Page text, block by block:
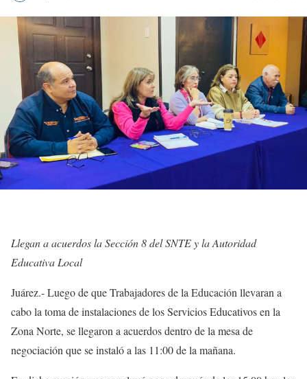
Llegan a acuerdos la Sección 8 del SNTE y la Autoridad
Educativa Local
Juárez.- Luego de que Trabajadores de la Educación llevaran a
cabo la toma de instalaciones de los Servicios Educativos en la
Zona Norte, se llegaron a acuerdos dentro de la mesa de
negociación que se instaló a las 11:00 de la mañana.